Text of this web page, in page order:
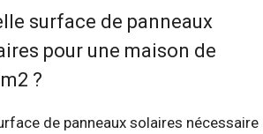
surface de panneaux
pour une maison de
?
de panneaux solaires nécessaire